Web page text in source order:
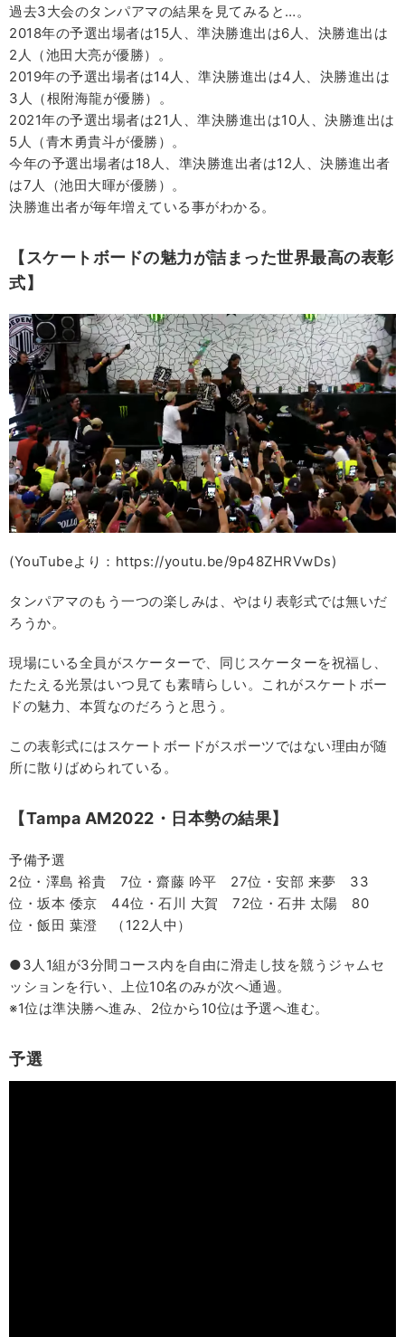
過去3大会のタンパアマの結果を見てみると…。
2018年の予選出場者は15人、準決勝進出は6人、決勝進出は
2人（池田大亮が優勝）。
2019年の予選出場者は14人、準決勝進出は4人、決勝進出は
3人（根附海龍が優勝）。
2021年の予選出場者は21人、準決勝進出は10人、決勝進出は
5人（青木勇貴斗が優勝）。
今年の予選出場者は18人、準決勝進出者は12人、決勝進出者
は7人（池田大暉が優勝）。
決勝進出者が毎年増えている事がわかる。
【スケートボードの魅力が詰まった世界最高の表彰
式】
(YouTubeより：https://youtu.be/9p48ZHRVwDs)
タンパアマのもう一つの楽しみは、やはり表彰式では無いだ
ろうか。
現場にいる全員がスケーターで、同じスケーターを祝福し、
たたえる光景はいつ見ても素晴らしい。これがスケートボー
ドの魅力、本質なのだろうと思う。
この表彰式にはスケートボードがスポーツではない理由が随
所に散りばめられている。
【Tampa AM2022・日本勢の結果】
予備予選
2位・澤島 裕貴 7位・齋藤 吟平 27位・安部 来夢 33
位・坂本 倭京 44位・石川 大賀 72位・石井 太陽 80
位・飯田 葉澄 （122人中）
●3人1組が3分間コース内を自由に滑走し技を競うジャムセ
ッションを行い、上位10名のみが次へ通過。
※1位は準決勝へ進み、2位から10位は予選へ進む。
予選